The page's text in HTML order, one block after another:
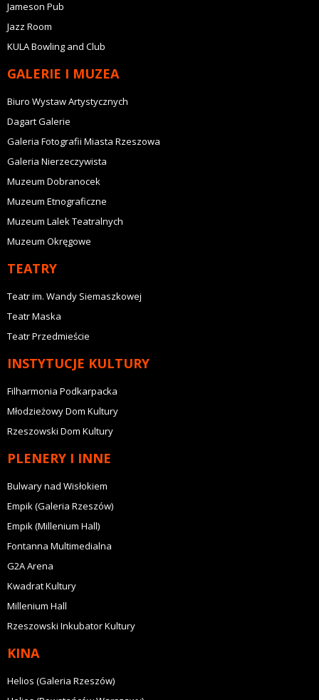
Jameson Pub
Jazz Room
KULA Bowling and Club
GALERIE I MUZEA
Biuro Wystaw Artystycznych
Dagart Galerie
Galeria Fotografii Miasta Rzeszowa
Galeria Nierzeczywista
Muzeum Dobranocek
Muzeum Etnograficzne
Muzeum Lalek Teatralnych
Muzeum Okręgowe
TEATRY
Teatr im. Wandy Siemaszkowej
Teatr Maska
Teatr Przedmieście
INSTYTUCJE KULTURY
Filharmonia Podkarpacka
Młodzieżowy Dom Kultury
Rzeszowski Dom Kultury
PLENERY I INNE
Bulwary nad Wisłokiem
Empik (Galeria Rzeszów)
Empik (Millenium Hall)
Fontanna Multimedialna
G2A Arena
Kwadrat Kultury
Millenium Hall
Rzeszowski Inkubator Kultury
KINA
Helios (Galeria Rzeszów)